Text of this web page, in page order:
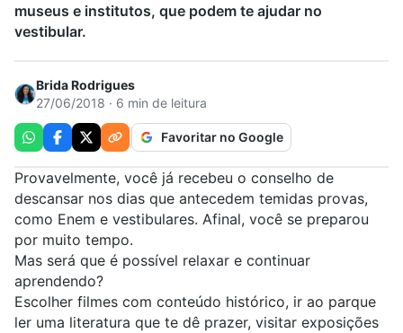
museus e institutos, que podem te ajudar no
vestibular.
Brida Rodrigues
27/06/2018 · 6 min de leitura
Favoritar no Google
Provavelmente, você já recebeu o conselho de
descansar nos dias que antecedem temidas provas,
como Enem e vestibulares. Afinal, você se preparou
por muito tempo.
Mas será que é possível relaxar e continuar
aprendendo?
Escolher filmes com conteúdo histórico, ir ao parque
ler uma literatura que te dê prazer, visitar exposições